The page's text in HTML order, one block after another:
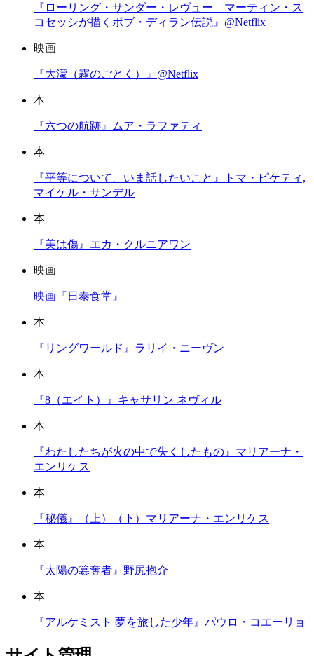
『ローリング・サンダー・レヴュー マーティン・ス
コセッシが描くボブ・ディラン伝説』@Netflix
映画
『大濛（霧のごとく）』@Netflix
本
『六つの航跡』ムア・ラファティ
本
『平等について、いま話したいこと』トマ・ピケティ,
マイケル・サンデル
本
『美は傷』エカ・クルニアワン
映画
映画『日泰食堂』
本
『リングワールド』ラリイ・ニーヴン
本
『8（エイト）』キャサリン ネヴィル
本
『わたしたちが火の中で失くしたもの』マリアーナ・
エンリケス
本
『秘儀』（上）（下）マリアーナ・エンリケス
本
『太陽の簒奪者』野尻抱介
本
『アルケミスト 夢を旅した少年』パウロ・コエーリョ